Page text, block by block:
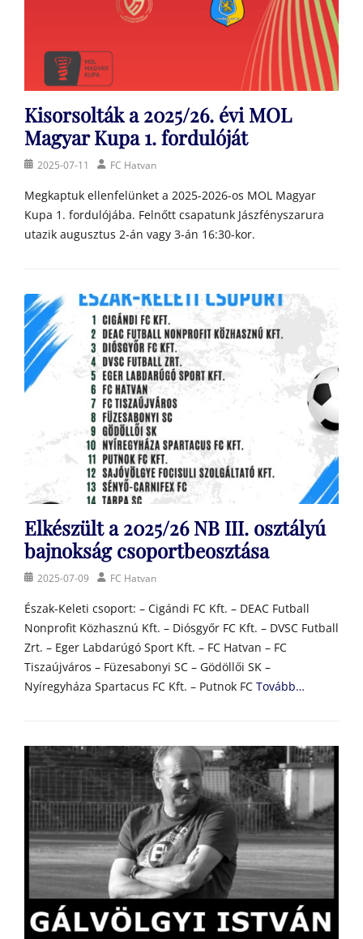
Kisorsolták a 2025/26. évi MOL
Magyar Kupa 1. fordulóját
Posted2025-07-11 AuthorFC Hatvan
Megkaptuk ellenfelünket a 2025-2026-os MOL Magyar
Kupa 1. fordulójába. Felnőtt csapatunk Jászfényszarura
utazik augusztus 2-án vagy 3-án 16:30-kor.
Elkészült a 2025/26 NB III. osztályú
bajnokság csoportbeosztása
Posted2025-07-09 AuthorFC Hatvan
Észak-Keleti csoport: – Cigándi FC Kft. – DEAC Futball
Nonprofit Közhasznú Kft. – Diósgyőr FC Kft. – DVSC Futball
Zrt. – Eger Labdarúgó Sport Kft. – FC Hatvan – FC
Tiszaújváros – Füzesabonyi SC – Gödöllői SK –
Nyíregyháza Spartacus FC Kft. – Putnok FC Tovább…